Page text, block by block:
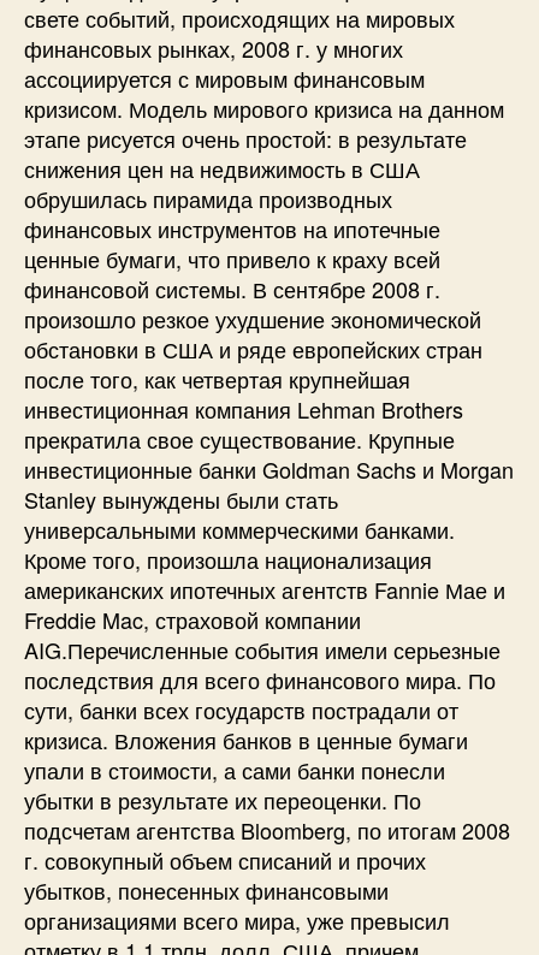
свете событий, происходящих на мировых
финансовых рынках, 2008 г. у многих
ассоциируется с мировым финансовым
кризисом. Модель мирового кризиса на данном
этапе рисуется очень простой: в результате
снижения цен на недвижимость в США
обрушилась пирамида производных
финансовых инструментов на ипотечные
ценные бумаги, что привело к краху всей
финансовой системы. В сентябре 2008 г.
произошло резкое ухудшение экономической
обстановки в США и ряде европейских стран
после того, как четвертая крупнейшая
инвестиционная компания Lehman Brothers
прекратила свое существование. Крупные
инвестиционные банки Goldman Sachs и Morgan
Stanley вынуждены были стать
универсальными коммерческими банками.
Кроме того, произошла национализация
американских ипотечных агентств Fannie Мае и
Freddie Mac, страховой компании
AIG.Перечисленные события имели серьезные
последствия для всего финансового мира. По
сути, банки всех государств пострадали от
кризиса. Вложения банков в ценные бумаги
упали в стоимости, а сами банки понесли
убытки в результате их переоценки. По
подсчетам агентства Bloomberg, по итогам 2008
г. совокупный объем списаний и прочих
убытков, понесенных финансовыми
организациями всего мира, уже превысил